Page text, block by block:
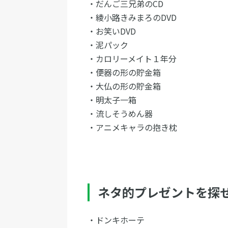
・だんご三兄弟のCD
・綾小路きみまろのDVD
・お笑いDVD
・泥パック
・カロリーメイト１年分
・便器の形の貯金箱
・大仏の形の貯金箱
・明太子一箱
・流しそうめん器
・アニメキャラの抱き枕
ネタ的プレゼントを探
・ドンキホーテ